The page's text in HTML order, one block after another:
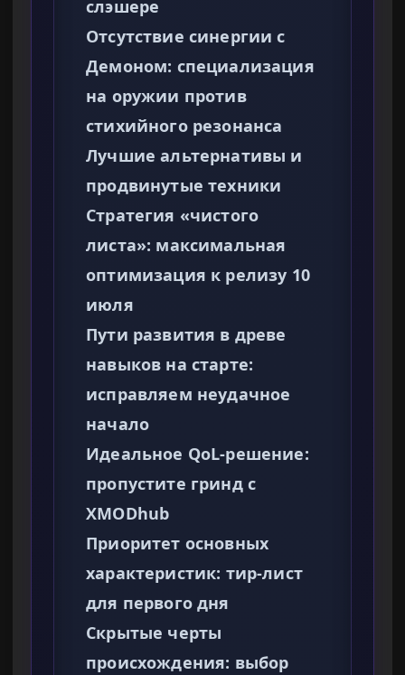
слэшере
Отсутствие синергии с
Демоном: специализация
на оружии против
стихийного резонанса
Лучшие альтернативы и
продвинутые техники
Стратегия «чистого
листа»: максимальная
оптимизация к релизу 10
июля
Пути развития в древе
навыков на старте:
исправляем неудачное
начало
Идеальное QoL-решение:
пропустите гринд с
XMODhub
Приоритет основных
характеристик: тир-лист
для первого дня
Скрытые черты
происхождения: выбор